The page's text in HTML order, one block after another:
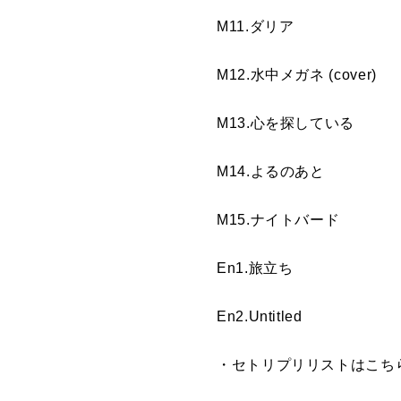
M11.ダリア
M12.水中メガネ (cover)
M13.心を探している
M14.よるのあと
M15.ナイトバード
En1.旅立ち
En2.Untitled
・セトリプリリストはこち